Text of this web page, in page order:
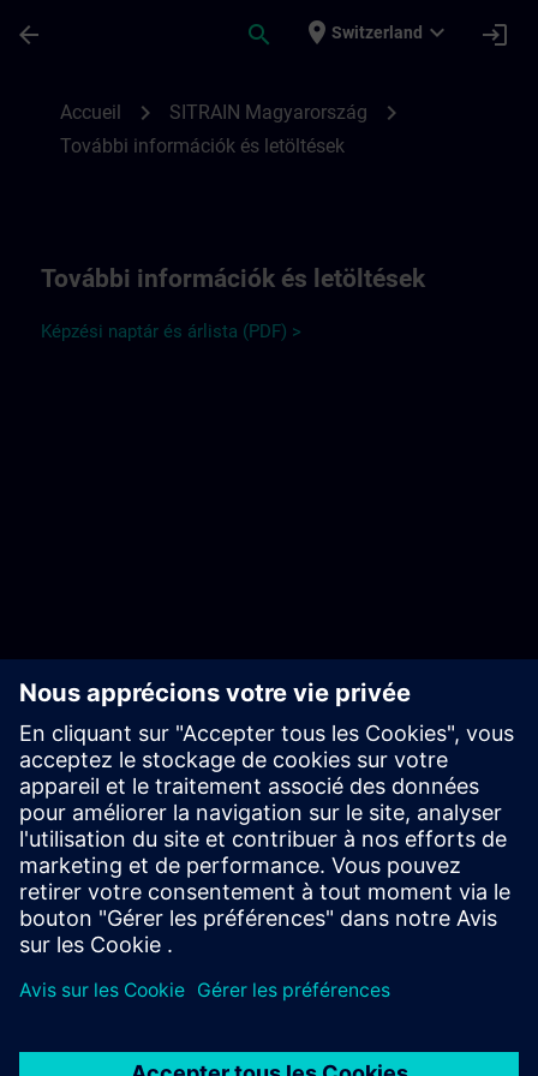
arrow_back search place Switzerland expand_more login
Accueil chevron_right SITRAIN Magyarország chevron_right
További információk és letöltések
További információk és letöltések
Képzési naptár és árlista (PDF) >